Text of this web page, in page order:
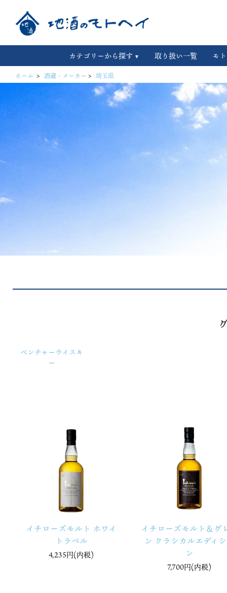
カテゴリーから探す 取り扱い一覧 モ
ホーム > 酒蔵・メーカー > 埼玉県
ベンチャーウイスキ
ー
イチローズモルト ホワイ
トラベル
4,235円(内税)
イチローズモルト＆グ
ン クラシカルエディ
ン
7,700円(内税)